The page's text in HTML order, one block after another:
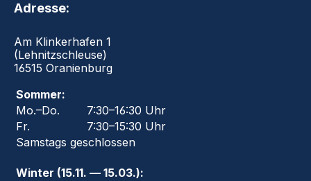
Adresse:
Am Klinkerhafen 1
(Lehnitzschleuse)
16515 Oranienburg
Sommer:
Mo.–Do.
7:30–16:30 Uhr
Fr.
7:30–15:30 Uhr
Samstags geschlossen
Winter (15.11. — 15.03.):